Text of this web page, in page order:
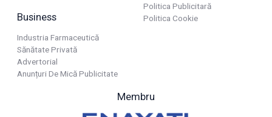
Business
Industria Farmaceutică
Sănătate Privată
Advertorial
Anunțuri De Mică Publicitate
Politica Publicitară
Politica Cookie
Membru